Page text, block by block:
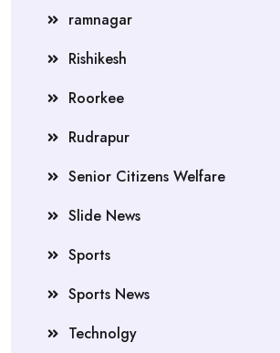
ramnagar
Rishikesh
Roorkee
Rudrapur
Senior Citizens Welfare
Slide News
Sports
Sports News
Technolgy